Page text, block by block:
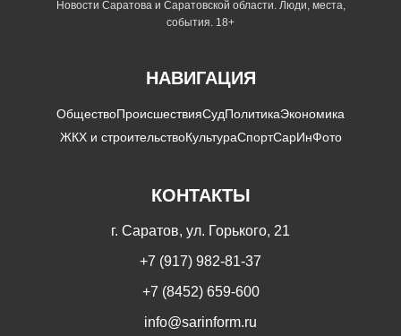
Новости Саратова и Саратовской области. Люди, места,
события. 18+
НАВИГАЦИЯ
ОбществоПроисшествияСудПолитикаЭкономика
ЖКХ и строительствоКультураСпортСарИнФото
КОНТАКТЫ
г. Саратов, ул. Горького, 21
+7 (917) 982-81-37
+7 (8452) 659-600
info@sarinform.ru